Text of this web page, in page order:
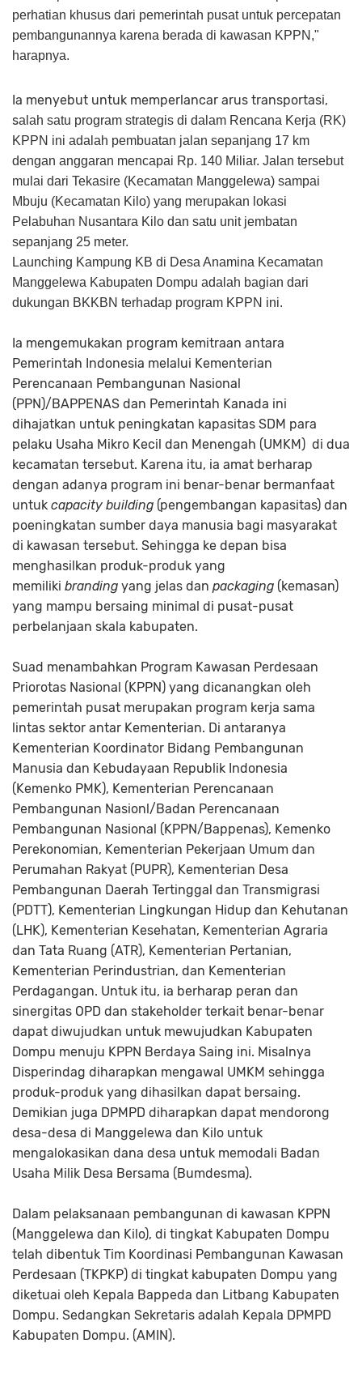
perhatian khusus dari pemerintah pusat untuk percepatan
pembangunannya karena berada di kawasan KPPN,"
harapnya.
Ia menyebut untuk memperlancar arus transportasi,
salah satu program strategis di dalam Rencana Kerja (RK)
KPPN ini adalah pembuatan jalan sepanjang 17 km
dengan anggaran mencapai Rp. 140 Miliar. Jalan tersebut
mulai dari Tekasire (Kecamatan Manggelewa) sampai
Mbuju (Kecamatan Kilo) yang merupakan lokasi
Pelabuhan Nusantara Kilo dan satu unit jembatan
sepanjang 25 meter.
Launching Kampung KB di Desa Anamina Kecamatan
Manggelewa Kabupaten Dompu adalah bagian dari
dukungan BKKBN terhadap program KPPN ini.
Ia mengemukakan program kemitraan antara
Pemerintah Indonesia melalui Kementerian
Perencanaan Pembangunan Nasional
(PPN)/BAPPENAS dan Pemerintah Kanada ini
dihajatkan untuk peningkatan kapasitas SDM para
pelaku Usaha Mikro Kecil dan Menengah (UMKM) di dua
kecamatan tersebut. Karena itu, ia amat berharap
dengan adanya program ini benar-benar bermanfaat
untuk capacity building (pengembangan kapasitas) dan
poeningkatan sumber daya manusia bagi masyarakat
di kawasan tersebut. Sehingga ke depan bisa
menghasilkan produk-produk yang
memiliki branding yang jelas dan packaging (kemasan)
yang mampu bersaing minimal di pusat-pusat
perbelanjaan skala kabupaten.
Suad menambahkan Program Kawasan Perdesaan
Priorotas Nasional (KPPN) yang dicanangkan oleh
pemerintah pusat merupakan program kerja sama
lintas sektor antar Kementerian. Di antaranya
Kementerian Koordinator Bidang Pembangunan
Manusia dan Kebudayaan Republik Indonesia
(Kemenko PMK), Kementerian Perencanaan
Pembangunan Nasionl/Badan Perencanaan
Pembangunan Nasional (KPPN/Bappenas), Kemenko
Perekonomian, Kementerian Pekerjaan Umum dan
Perumahan Rakyat (PUPR), Kementerian Desa
Pembangunan Daerah Tertinggal dan Transmigrasi
(PDTT), Kementerian Lingkungan Hidup dan Kehutanan
(LHK), Kementerian Kesehatan, Kementerian Agraria
dan Tata Ruang (ATR), Kementerian Pertanian,
Kementerian Perindustrian, dan Kementerian
Perdagangan. Untuk itu, ia berharap peran dan
sinergitas OPD dan stakeholder terkait benar-benar
dapat diwujudkan untuk mewujudkan Kabupaten
Dompu menuju KPPN Berdaya Saing ini. Misalnya
Disperindag diharapkan mengawal UMKM sehingga
produk-produk yang dihasilkan dapat bersaing.
Demikian juga DPMPD diharapkan dapat mendorong
desa-desa di Manggelewa dan Kilo untuk
mengalokasikan dana desa untuk memodali Badan
Usaha Milik Desa Bersama (Bumdesma).
Dalam pelaksanaan pembangunan di kawasan KPPN
(Manggelewa dan Kilo), di tingkat Kabupaten Dompu
telah dibentuk Tim Koordinasi Pembangunan Kawasan
Perdesaan (TKPKP) di tingkat kabupaten Dompu yang
diketuai oleh Kepala Bappeda dan Litbang Kabupaten
Dompu. Sedangkan Sekretaris adalah Kepala DPMPD
Kabupaten Dompu. (AMIN).